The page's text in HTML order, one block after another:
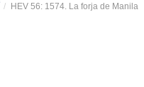
HEV 56: 1574. La forja de Manila